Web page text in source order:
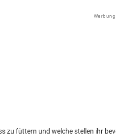
Werbung
zu füttern und welche stellen ihr